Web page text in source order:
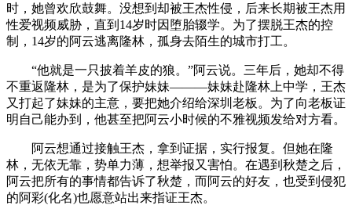
时，她曾欢欣鼓舞。没想到却被王杰性侵，后来长期被王杰用
性爱视频威胁，直到14岁时因堕胎辍学。为了摆脱王杰的控
制，14岁的阿云逃离隆林，孤身去陌生的城市打工。
“他就是一只披着羊皮的狼。”阿云说。三年后，她却不得
不重返隆林，是为了保护妹妹———妹妹赴隆林上中学，王杰
又打起了妹妹的主意，要把她介绍给深圳老板。为了向老板证
明自己能办到，他甚至把阿云小时候的不雅视频发给对方看。
阿云想通过接触王杰，拿到证据，实行报复。但她在隆
林，无依无靠，势单力薄，想举报又害怕。在遇到秋楚之后，
阿云把所有的事情都告诉了秋楚，而阿云的好友，也受到侵犯
的阿彩(化名)也愿意站出来指证王杰。